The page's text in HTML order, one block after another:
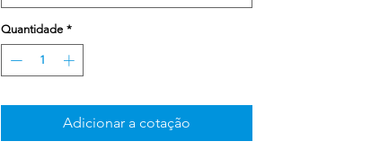
Quantidade *
Adicionar a cotação